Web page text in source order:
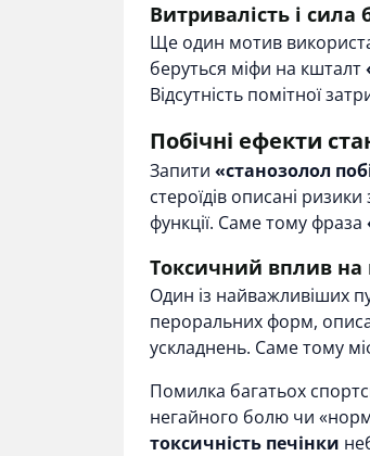
Витривалість і
Ще один мотив
беруться міфи на кшталт
Відсутність помітної
Побічні ефекти
Запити «станозолол
стероїдів описані
функції. Саме тому фраза
Токсичний вплив на
Один із найважливіших
пероральних форм,
ускладнень. Саме тому
Помилка багатьох
негайного болю чи
токсичність печінки